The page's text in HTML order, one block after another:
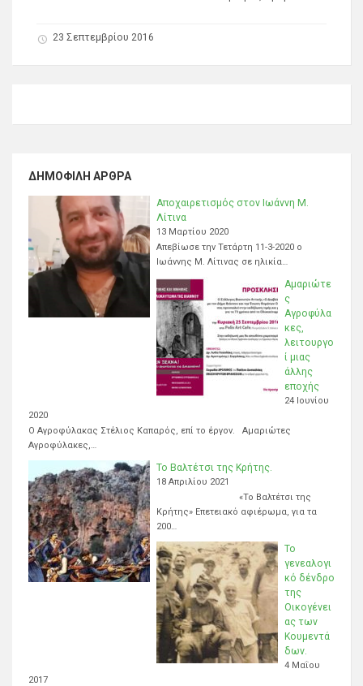
23 Σεπτεμβρίου 2016
ΔΗΜΟΦΙΛΉ ΆΡΘΡΑ
Αποχαιρετισμός στον Ιωάννη Μ.
Λίτινα
13 Μαρτίου 2020
Απεβίωσε την Τετάρτη 11-3-2020 ο
Ιωάννης Μ. Λίτινας σε ηλικία…
Αμαριώτε
ς
Αγροφύλα
κες,
λειτουργο
ί μιας
άλλης
εποχής
24 Ιουνίου
2020
Ο Αγροφύλακας Στέλιος Καπαρός, επί το έργον. Αμαριώτες
Αγροφύλακες,…
Το Βαλτέτσι της Κρήτης.
18 Απριλίου 2021
«Το Βαλτέτσι της
Κρήτης» Επετειακό αφιέρωμα, για τα
200…
Το
γενεαλογι
κό δένδρο
της
Οικογένει
ας των
Κουμεντά
δων.
4 Μαΐου
2017